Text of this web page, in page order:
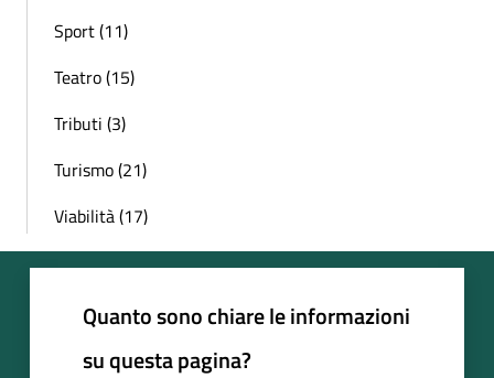
Sport (11)
Teatro (15)
Tributi (3)
Turismo (21)
Viabilità (17)
Quanto sono chiare le informazioni
su questa pagina?